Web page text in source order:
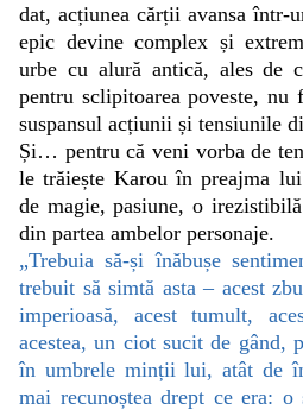
dat, acțiunea cărții avansa
epic devine complex și
urbe cu alură antică, ales de
pentru sclipitoarea poveste, nu
suspansul acțiunii și tensiunile
Și… pentru că veni vorba de
le trăiește Karou în preajma
de magie, pasiune, o
din partea ambelor personaje.
„Trebuia să-și înăbușe
trebuit să simtă asta – acest
imperioasă, acest tumult,
acestea, un ciot sucit de gând,
în umbrele minții lui, atât de
mai recunoștea drept ce era: